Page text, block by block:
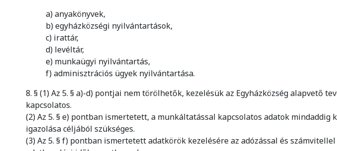
a) anyakönyvek,
b) egyházközségi nyilvántartások,
c) irattár,
d) levéltár,
e) munkaügyi nyilvántartás,
f) adminisztrációs ügyek nyilvántartása.
8. § (1) Az 5. § a)-d) pontjai nem törölhetők, kezelésük az Egyházközség alapvető
kapcsolatos.
(2) Az 5. § e) pontban ismertetett, a munkáltatással kapcsolatos adatok mindaddig
igazolása céljából szükséges.
(3) Az 5. § f) pontban ismertetett adatkörök kezelésére az adózással és